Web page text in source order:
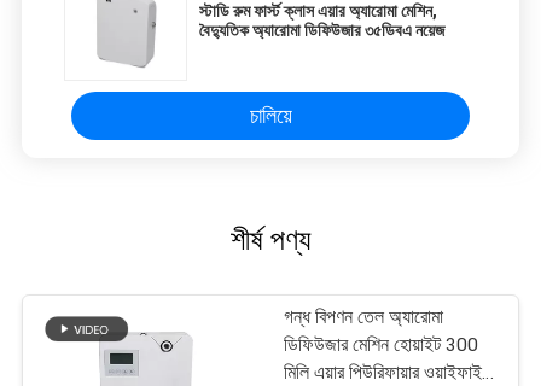
স্টাডি রুম ফার্স্ট ক্লাস এয়ার অ্যারোমা মেশিন,
বৈদ্যুতিক অ্যারোমা ডিফিউজার ৩৫ডিবএ নয়েজ
চালিয়ে
শীর্ষ পণ্য
গন্ধ বিপণন তেল অ্যারোমা
ডিফিউজার মেশিন হোয়াইট 300
মিলি এয়ার পিউরিফায়ার ওয়াইফাই